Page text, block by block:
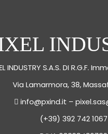
INDUSTRY S.A.S. DI R.G.F.
Via Lamarmora, 38,
info@pxind.it –
(+39) 392 742 1067